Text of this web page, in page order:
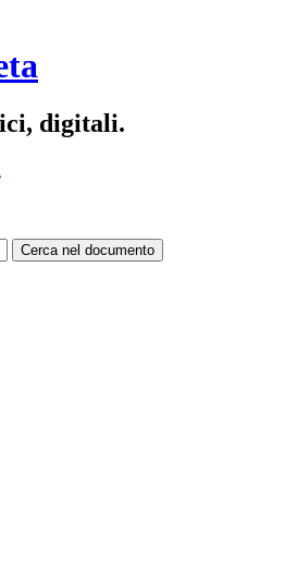
digitali.
Cerca nel documento